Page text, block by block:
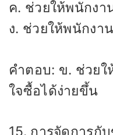
ค. ช่วยให้พนักงา
ง. ช่วยให้พนักงา
คำตอบ: ข. ช่วย
ใจซื้อได้ง่ายขึ้น
15. การจัดการกั